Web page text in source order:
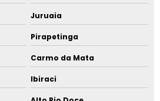
Juruaia
Pirapetinga
Carmo da Mata
Ibiraci